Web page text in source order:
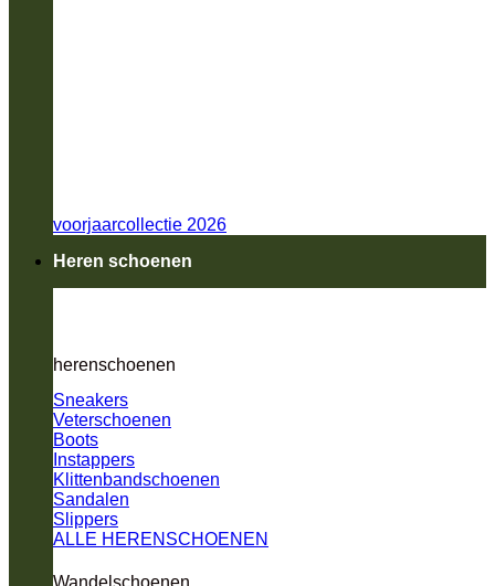
voorjaarcollectie 2026
Heren schoenen
herenschoenen
Sneakers
Veterschoenen
Boots
Instappers
Klittenbandschoenen
Sandalen
Slippers
ALLE HERENSCHOENEN